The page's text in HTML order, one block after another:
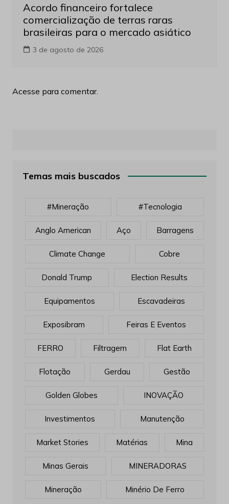
Acordo financeiro fortalece
comercialização de terras raras
brasileiras para o mercado asiático
3 de agosto de 2026
Acesse para comentar.
Temas mais buscados
#mineração #tecnologia
Anglo American Aço Barragens
Climate Change Cobre
Donald Trump Election Results
Equipamentos Escavadeiras
Exposibram Feiras E Eventos
FERRO Filtragem Flat Earth
Flotação Gerdau Gestão
Golden Globes INOVAÇÃO
Investimentos Manutenção
Market Stories Matérias Mina
Minas Gerais MINERADORAS
Mineração Minério De Ferro